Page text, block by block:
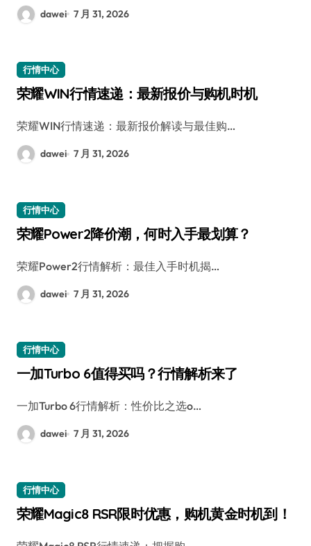
dawei 7 月 31, 2026
行情中心
荣耀WIN行情速递：最新报价与购机时机
荣耀WIN行情速递：最新报价解读与最佳购…
dawei 7 月 31, 2026
行情中心
荣耀Power2降价潮，何时入手最划算？
荣耀Power2行情解析：最佳入手时机揭…
dawei 7 月 31, 2026
行情中心
一加Turbo 6值得买吗？行情解析来了
一加Turbo 6行情解析：性价比之选o…
dawei 7 月 31, 2026
行情中心
荣耀Magic8 RSR限时优惠，购机黄金时机到！